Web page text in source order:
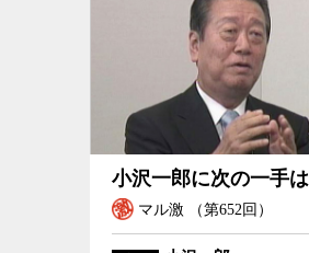
小沢一郎に次の一手
マル激 （第652回）